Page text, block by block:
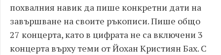
похвалния навик да пише конкретни дати на
завършване на своите ръкописи. Пише общо
27 концерта, като в цифрата не са включени 3
концерта върху теми от Йохан Кристиян Бах. С